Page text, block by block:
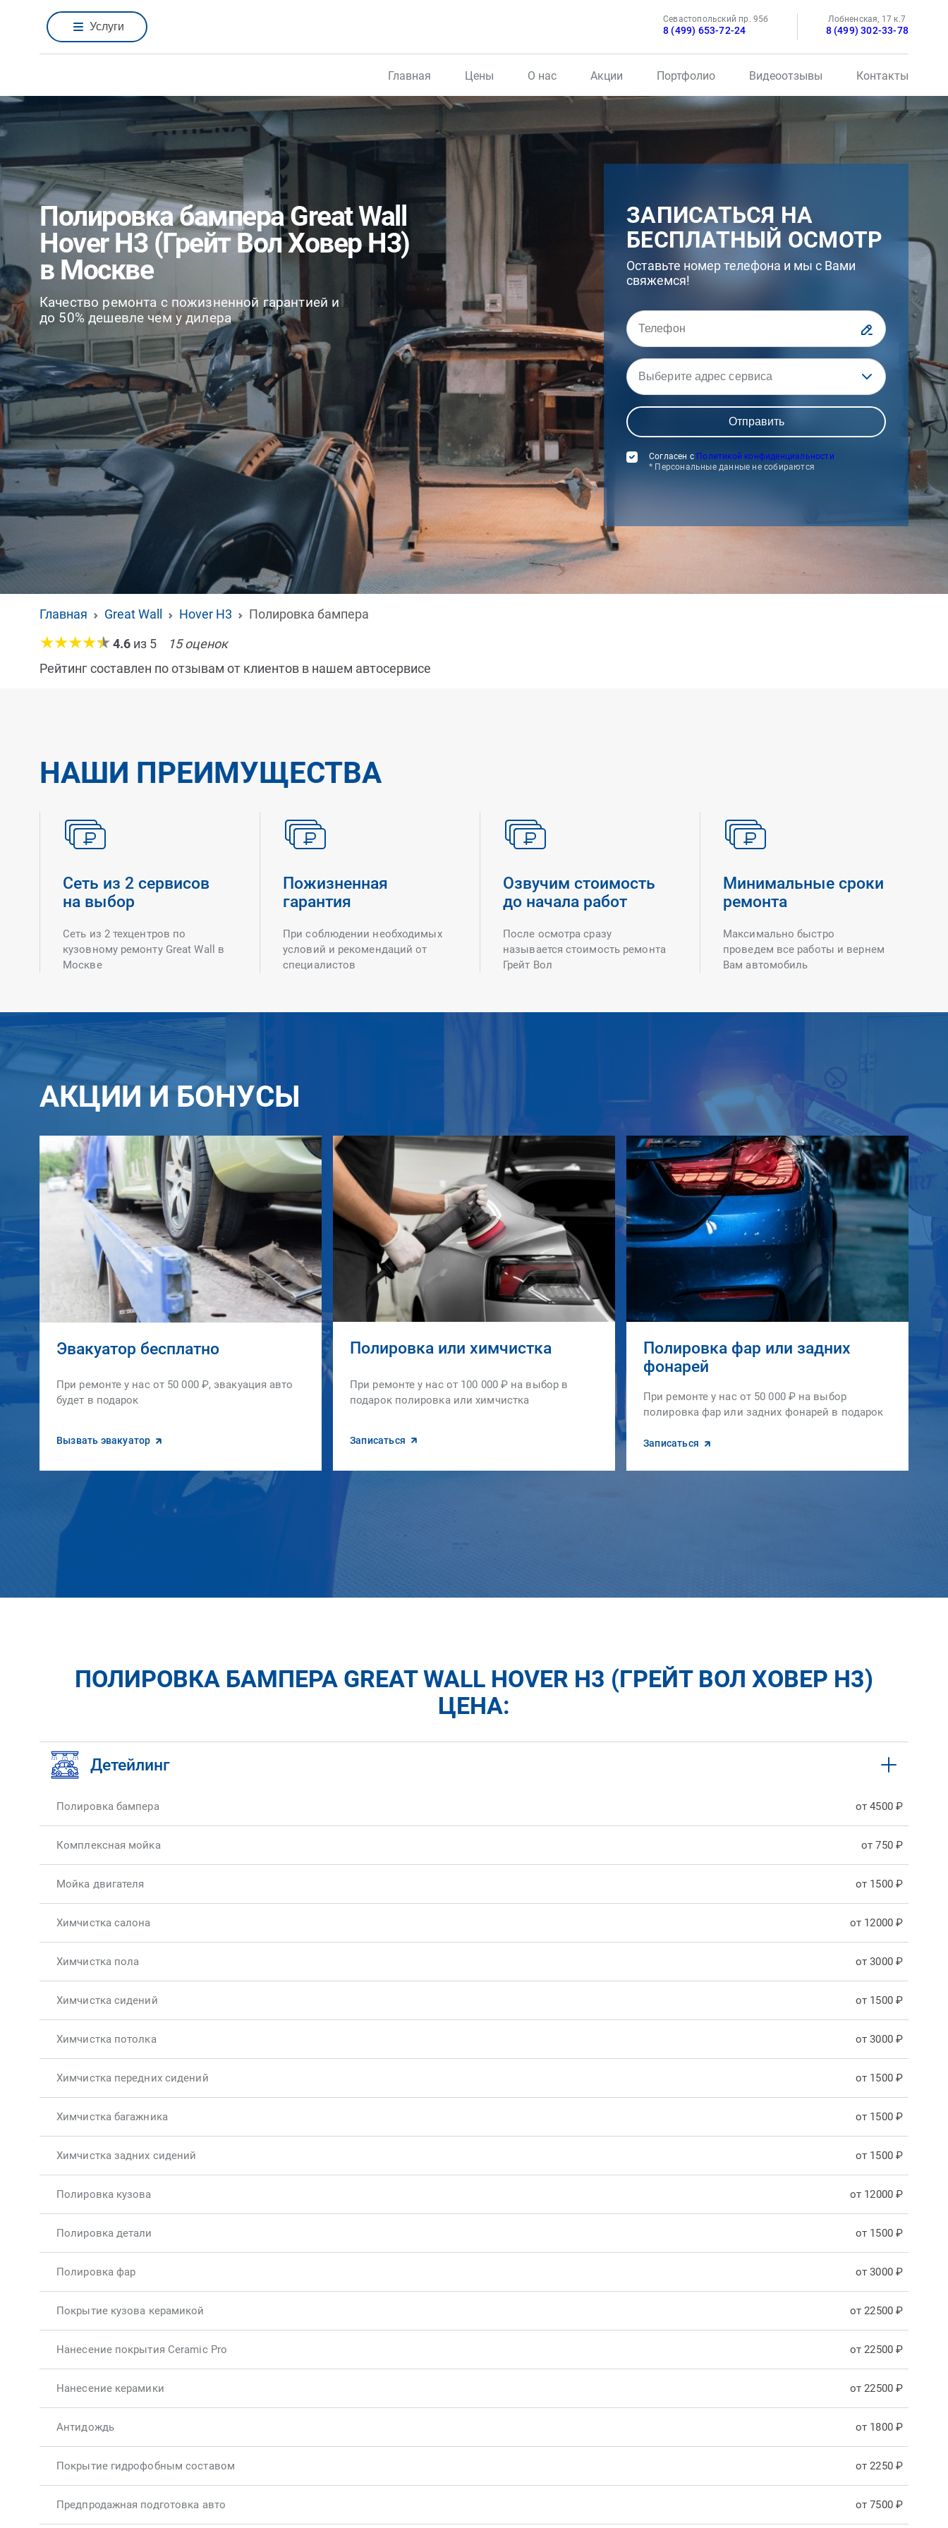
Услуги
Севастопольский пр. 95б
8 (499) 653-72-24
Лобненская, 17 к.7
8 (499) 302-33-78
Главная Цены О нас Акции Портфолио Видеоотзывы Контакты
Полировка бампера Great Wall
Hover H3 (Грейт Вол Ховер H3)
в Москве
Качество ремонта с пожизненной гарантией и
до 50% дешевле чем у дилера
ЗАПИСАТЬСЯ НА
БЕСПЛАТНЫЙ ОСМОТР
Оставьте номер телефона и мы с Вами
свяжемся!
Выберите адрес сервиса
Согласен с Политикой конфиденциальности
* Персональные данные не собираются
Главная Great Wall Hover H3
Полировка бампера
4.6 из 5 15оценок
Рейтинг составлен по отзывам от клиентов в нашем автосервисе
НАШИ ПРЕИМУЩЕСТВА
Сеть из 2 сервисов
на выбор
Сеть из 2 техцентров по
кузовному ремонту Great Wall в
Москве
Пожизненная
гарантия
При соблюдении необходимых
условий и рекомендаций от
специалистов
Озвучим стоимость
до начала работ
После осмотра сразу
называется стоимость ремонта
Грейт Вол
Минимальные сроки
ремонта
Максимально быстро
проведем все работы и вернем
Вам автомобиль
АКЦИИ И БОНУСЫ
Эвакуатор бесплатно
При ремонте у нас от 50 000 ₽, эвакуация авто
будет в подарок
Вызвать эвакуатор
Полировка или химчистка
При ремонте у нас от 100 000 ₽ на выбор в
подарок полировка или химчистка
Записаться
Полировка фар или задних
фонарей
При ремонте у нас от 50 000 ₽ на выбор
полировка фар или задних фонарей в подарок
Записаться
ПОЛИРОВКА БАМПЕРА GREAT WALL HOVER H3 (ГРЕЙТ ВОЛ ХОВЕР H3)
ЦЕНА:
Детейлинг
Полировка бампера от 4500 ₽
Комплексная мойка от 750 ₽
Мойка двигателя от 1500 ₽
Химчистка салона от 12000 ₽
Химчистка пола от 3000 ₽
Химчистка сидений от 1500 ₽
Химчистка потолка от 3000 ₽
Химчистка передних сидений от 1500 ₽
Химчистка багажника от 1500 ₽
Химчистка задних сидений от 1500 ₽
Полировка кузова от 12000 ₽
Полировка детали от 1500 ₽
Полировка фар от 3000 ₽
Покрытие кузова керамикой от 22500 ₽
Нанесение покрытия Ceramic Pro от 22500 ₽
Нанесение керамики от 22500 ₽
Антидождь от 1800 ₽
Покрытие гидрофобным составом от 2250 ₽
Предпродажная подготовка авто от 7500 ₽